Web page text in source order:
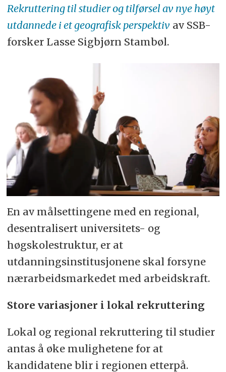
Rekruttering til studier og tilførsel av nye høyt
utdannede i et geografisk perspektiv av SSB-
forsker Lasse Sigbjørn Stambøl.
En av målsettingene med en regional,
desentralisert universitets- og
høgskolestruktur, er at
utdanningsinstitusjonene skal forsyne
nærarbeidsmarkedet med arbeidskraft.
Store variasjoner i lokal rekruttering
Lokal og regional rekruttering til studier
antas å øke mulighetene for at
kandidatene blir i regionen etterpå.